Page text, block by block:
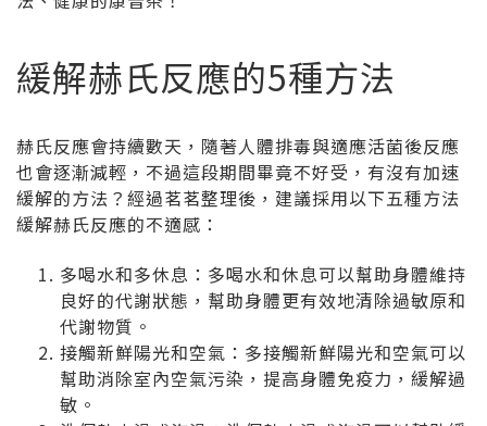
緩解赫氏反應的5種方法
赫氏反應會持續數天，隨著人體排毒與適應活菌後反應
也會逐漸減輕，不過這段期間畢竟不好受，有沒有加速
緩解的方法？經過茗茗整理後，建議採用以下五種方法
緩解赫氏反應的不適感：
多喝水和多休息：多喝水和休息可以幫助身體維持
良好的代謝狀態，幫助身體更有效地清除過敏原和
代謝物質。
接觸新鮮陽光和空氣：多接觸新鮮陽光和空氣可以
幫助消除室內空氣污染，提高身體免疫力，緩解過
敏。